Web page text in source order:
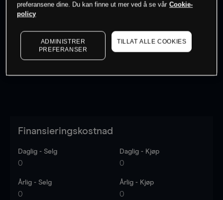
Kursene er veiledende. to see latest market data
Finansieringskostnad
Daglig - Selg
0
Daglig - Kjøp
0
Årlig - Selg
0
Årlig - Kjøp
0
preferansene dine. Du kan finne ut mer ved å se vår Cookie-
policy
ADMINISTRER
PREFERANSER
TILLAT ALLE COOKIES